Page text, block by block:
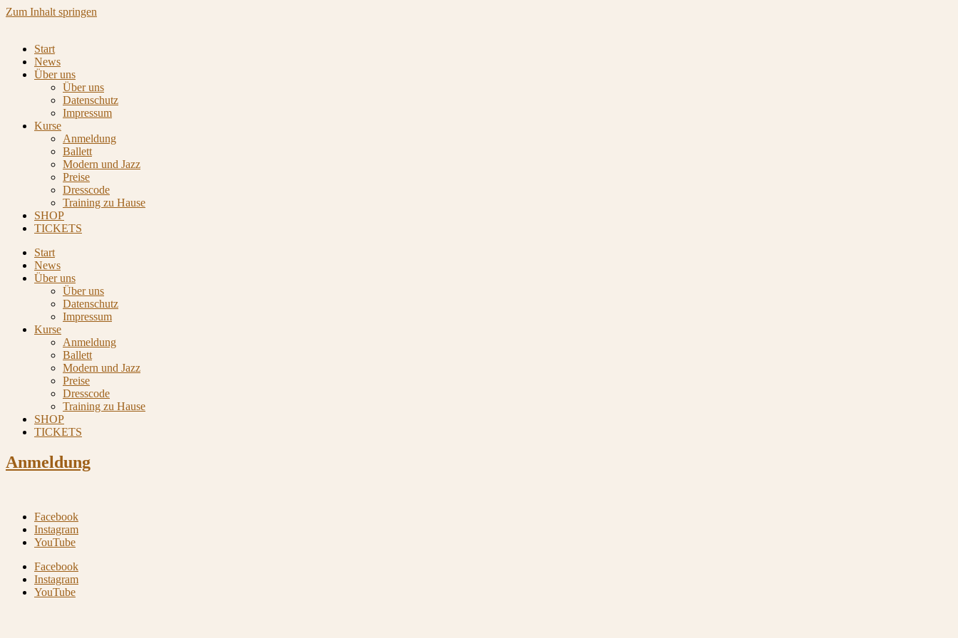
Zum Inhalt springen
Start
News
Über uns
Über uns
Datenschutz
Impressum
Kurse
Anmeldung
Ballett
Modern und Jazz
Preise
Dresscode
Training zu Hause
SHOP
TICKETS
Start
News
Über uns
Über uns
Datenschutz
Impressum
Kurse
Anmeldung
Ballett
Modern und Jazz
Preise
Dresscode
Training zu Hause
SHOP
TICKETS
Anmeldung
Facebook
Instagram
YouTube
Facebook
Instagram
YouTube